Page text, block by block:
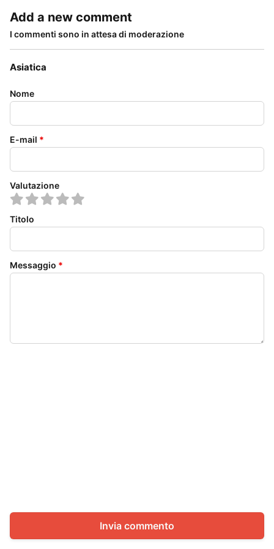
Add a new comment
I commenti sono in attesa di moderazione
Asiatica
Nome
E-mail *
Valutazione
Titolo
Messaggio *
Invia commento